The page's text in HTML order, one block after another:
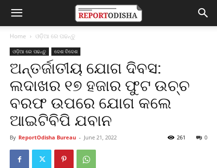
Home ଓଡ଼ିଆ ରେ ପଢନ୍ତୁ
ଓଡ଼ିଆ ରେ ପଢନ୍ତୁ ଦେଶ ବିଦେଶ
ଅନ୍ତର୍ଜାତୀୟ ଯୋଗ ଦିବସ:
ଲଦାଖର ୧୭ ହଜାର ଫୁଟ ଉଚ୍ଚ
ବରଫ ଉପରେ ଯୋଗ କଲେ
ଆଇଟିବିପି ଯବାନ
By ReportOdisha Bureau - June 21, 2022 0
261